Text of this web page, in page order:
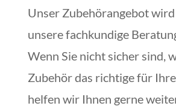
Unser Zubehörangebot
unsere fachkundige
Wenn Sie nicht sicher sind,
Zubehör das richtige für
helfen wir Ihnen gerne